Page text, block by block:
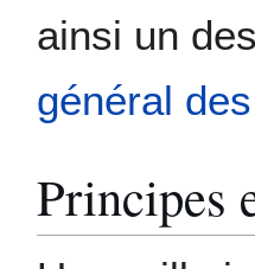
ainsi un
général
Principes